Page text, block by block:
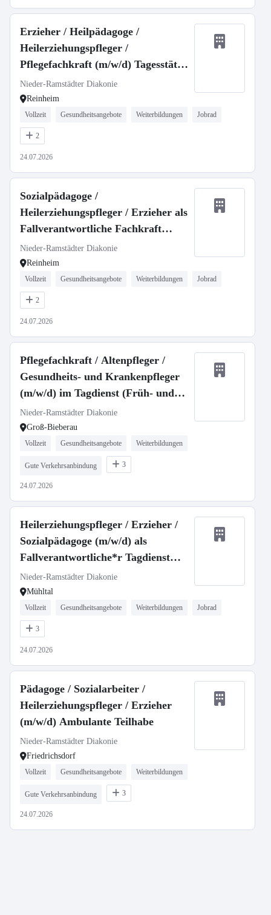
Erzieher / Heilpädagoge /
Heilerziehungspfleger /
Pflegefachkraft (m/w/d) Tagesstätte
Reinheim Ueberau
Nieder-Ramstädter Diakonie
Reinheim
Vollzeit Gesundheitsangebote Weiterbildungen Jobrad
2
24.07.2026
Sozialpädagoge /
Heilerziehungspfleger / Erzieher als
Fallverantwortliche Fachkraft
(m/w/d) Tagesstätte Reinheim
Ueberau
Nieder-Ramstädter Diakonie
Reinheim
Vollzeit Gesundheitsangebote Weiterbildungen Jobrad
2
24.07.2026
Pflegefachkraft / Altenpfleger /
Gesundheits- und Krankenpfleger
(m/w/d) im Tagdienst (Früh- und
Spätschicht)
Nieder-Ramstädter Diakonie
Groß-Bieberau
Vollzeit Gesundheitsangebote Weiterbildungen
Gute Verkehrsanbindung 3
24.07.2026
Heilerziehungspfleger / Erzieher /
Sozialpädagoge (m/w/d) als
Fallverantwortliche*r Tagdienst
(Früh- /Spätschicht)
Nieder-Ramstädter Diakonie
Mühltal
Vollzeit Gesundheitsangebote Weiterbildungen Jobrad
3
24.07.2026
Pädagoge / Sozialarbeiter /
Heilerziehungspfleger / Erzieher
(m/w/d) Ambulante Teilhabe
Nieder-Ramstädter Diakonie
Friedrichsdorf
Vollzeit Gesundheitsangebote Weiterbildungen
Gute Verkehrsanbindung 3
24.07.2026